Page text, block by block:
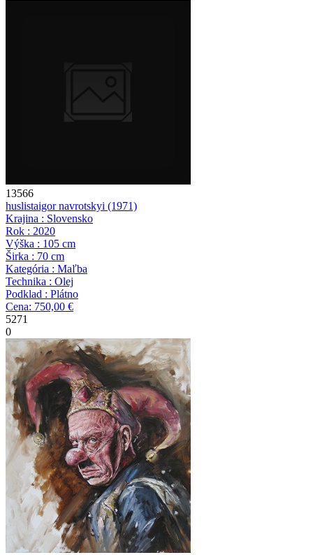
13566
huslistaigor navrotskyi (1971)
Krajina : Slovensko
Rok : 2020
Výška : 105 cm
Širka : 70 cm
Kategória : Maľba
Technika : Olej
Podklad : Plátno
Cena: 750,00 €
5271
0